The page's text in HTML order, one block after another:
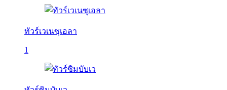
ทัวร์เวเนซุเอลา
1